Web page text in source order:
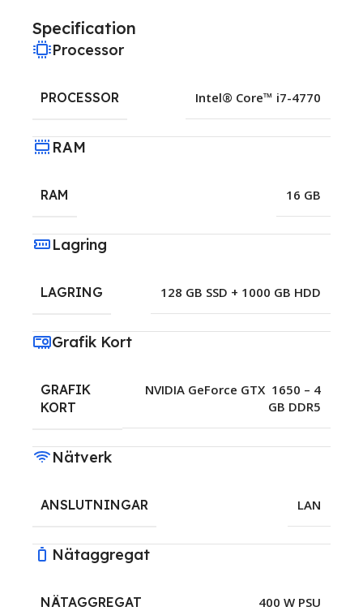
Specification
Processor
PROCESSOR Intel® Core™ i7-4770
RAM
RAM 16 GB
Lagring
LAGRING 128 GB SSD + 1000 GB HDD
Grafik Kort
GRAFIK
KORT
NVIDIA GeForce GTX 1650 – 4
GB DDR5
Nätverk
ANSLUTNINGAR LAN
Nätaggregat
NÄTAGGREGAT 400 W PSU